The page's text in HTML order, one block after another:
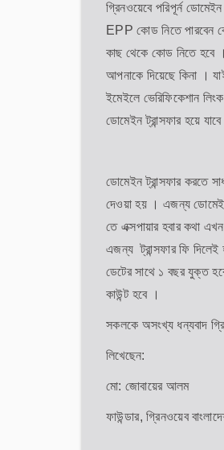
গ্রিনওয়েবে পরিপূর্ন
EPP কোড নিতে পারবেন
কাছ থেকে কোড নিতে হবে
আপনাকে দিয়েছে কিনা ।
ইমেইলে ভেরিফিকেশান
ডোমেইন ট্রান্সফার হয়ে
ডোমেইন ট্রান্সফার করতে
দেওয়া হয় । এজন্য
তে এক্সপায়ার হবার কথা
এজন্য ট্রান্সফার ফি দিলেই
ডেটের সাথে ১ বছর যুক্ত
কাউন্ট হবে ।
সকলকে অসংখ্য ধন্যবাদ
লিখেছেন:
মো: জোবায়ের আলম
ফাউন্ডার, গ্রিনওয়েব